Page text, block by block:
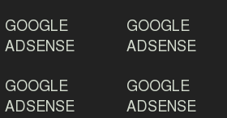
দেশ রক্ষায় প্রগতিশীল সাংবাদিকদের ভুমিকা গুরুত্বপূর্ণ
-মহিবুল হাসান চৌধুরী
GOOGLE
ADSENSE
GOOGLE
ADSENSE
GOOGLE
ADSENSE
GOOGLE
ADSENSE